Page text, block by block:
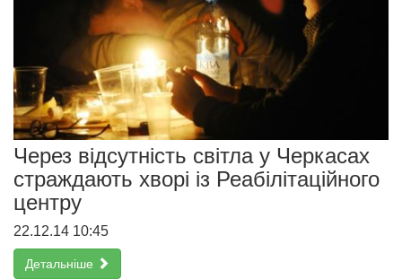
Через відсутність світла у Черкасах
страждають хворі із Реабілітаційного
центру
22.12.14 10:45
Детальніше